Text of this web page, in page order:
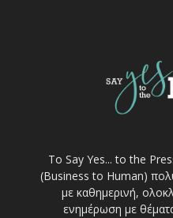
Το Say Yes... to the
(Business to Human)
με καθημερινή,
ενημέρωση με